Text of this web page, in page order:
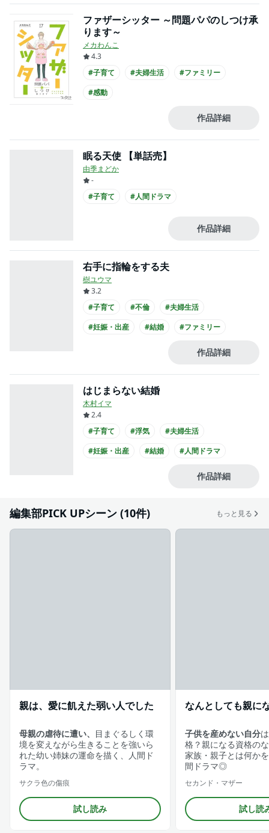
ファザーシッター ～問題パパのしつけ承
ります～
メカわんこ
4.3
#子育て
#夫婦生活
#ファミリー
#感動
作品詳細
眠る天使 【単話売】
由季まどか
-
#子育て
#人間ドラマ
作品詳細
右手に指輪をする夫
樹ユウマ
3.2
#子育て
#不倫
#夫婦生活
#妊娠・出産
#結婚
#ファミリー
作品詳細
はじまらない結婚
木村イマ
2.4
#子育て
#浮気
#夫婦生活
#妊娠・出産
#結婚 #人間ドラマ
作品詳細
編集部PICK UPシーン (10件) もっと見る
親は、愛に飢えた弱い人でした
母親の虐待に遭い、
目まぐるしく環
境を変えながら生きることを強いら
れた幼い姉妹の運命を描く、人間ド
ラマ。
サクラ色の傷痕
試し読み
なんとしても親に
子供を産めない自分
格？親になる資格の
家族・親子とは何か
間ドラマ◎
セカンド・マザー
試し読